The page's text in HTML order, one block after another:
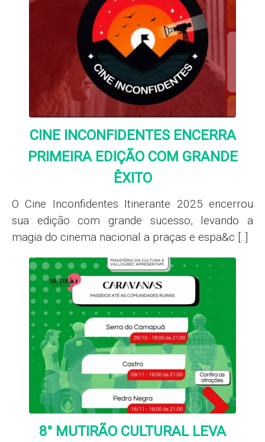
CINE INCONFIDENTES ENCERRA
PRIMEIRA EDIÇÃO COM GRANDE
ÊXITO
O Cine Inconfidentes Itinerante 2025 encerrou
sua edição com grande sucesso, levando a
magia do cinema nacional a praças e espa&c [..]
8° MUTIRÃO CULTURAL LEVA